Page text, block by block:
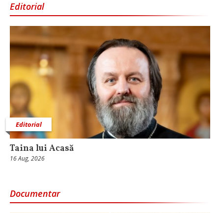
Editorial
Editorial
Taina lui Acasă
16 Aug, 2026
Documentar